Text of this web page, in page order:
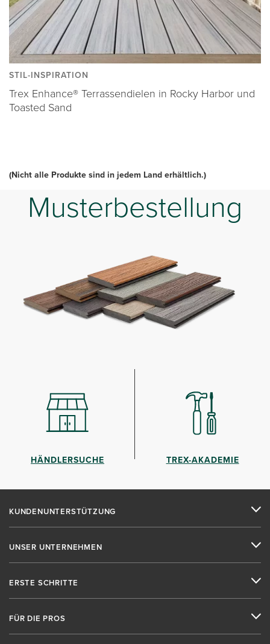
STIL-INSPIRATION
Trex Enhance® Terrassendielen in Rocky Harbor und
Toasted Sand
(Nicht alle Produkte sind in jedem Land erhältlich.)
Musterbestellung
HÄNDLERSUCHE TREX-AKADEMIE
KUNDENUNTERSTÜTZUNG
UNSER UNTERNEHMEN
ERSTE SCHRITTE
FÜR DIE PROS